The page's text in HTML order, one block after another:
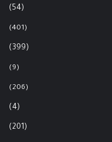
(54)
(401)
(399)
(9)
(206)
(4)
(201)